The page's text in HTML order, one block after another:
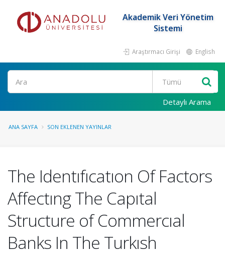
Akademik Veri Yönetim
Sistemi
Araştırmacı Girişi English
Ara
Detaylı Arama
ANA SAYFA SON EKLENEN YAYINLAR
The Identıfıcatıon Of Factors
Affectıng The Capıtal
Structure of Commercıal
Banks In The Turkısh